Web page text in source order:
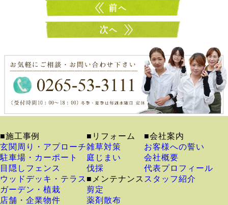
■施工事例
玄関周り・アプローチ
駐車場・カーポート
目隠しフェンス
ウッドデッキ・テラス
ガーデン・植栽
店舗・企業物件
■リフォーム
雑草対策
庭じまい
伐採
■メンテナンス
剪定
薬剤散布
■会社案内
お客様への誓い
会社概要
代表プロフィール
スタッフ紹介